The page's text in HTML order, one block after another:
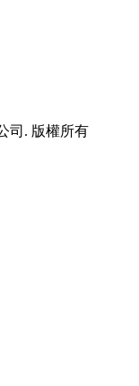
司. 版權所有